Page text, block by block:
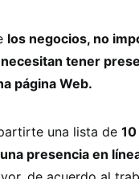
los negocios, no
tener
página Web.
una lista de
presencia en